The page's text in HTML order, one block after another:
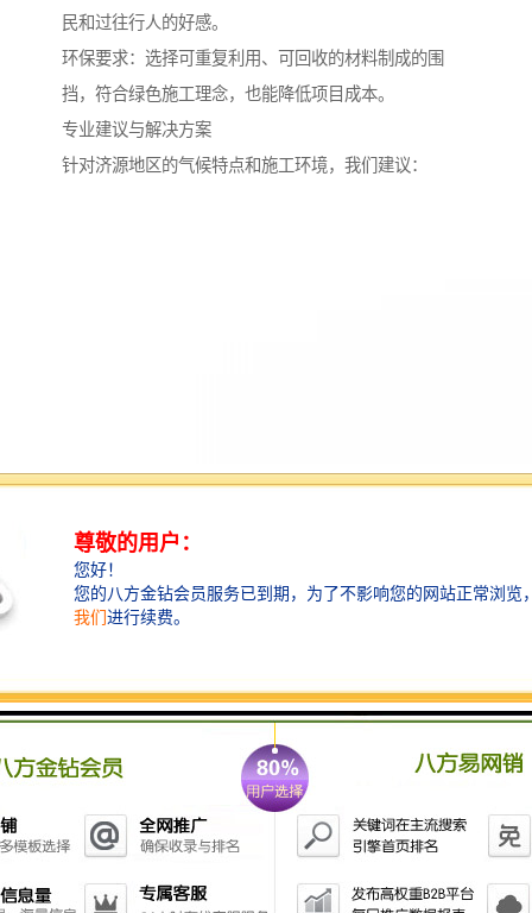
民和过往行人的好感。
环保要求：选择可重复利用、可回收的材料制成的围
挡，符合绿色施工理念，也能降低项目成本。
专业建议与解决方案
针对济源地区的气候特点和施工环境，我们建议：